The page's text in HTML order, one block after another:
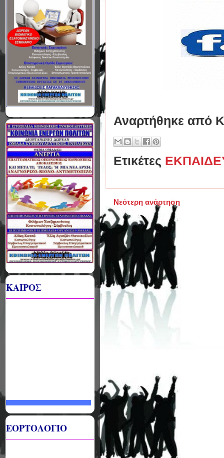
Αναρτήθηκε από
Ετικέτες
Νεότερη ανάρτηση
ΚΑΙΡΟΣ
ΕΟΡΤΟΛΟΓΙΟ